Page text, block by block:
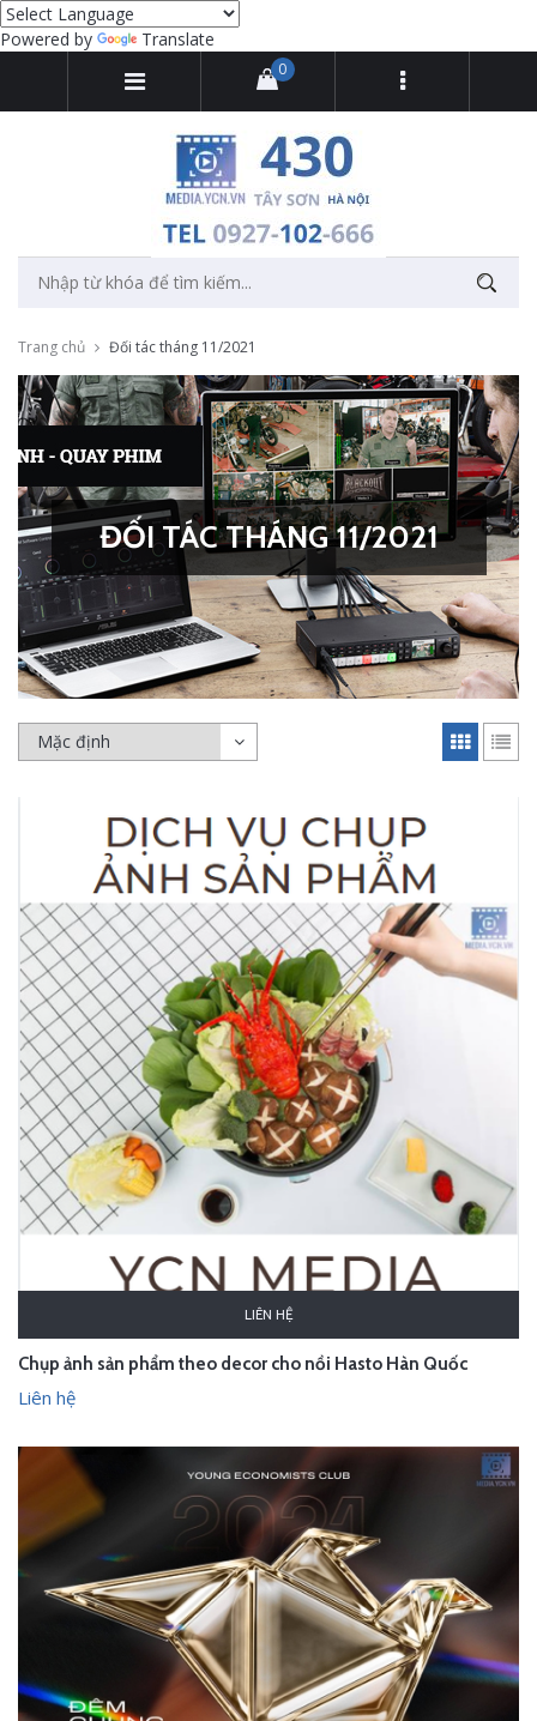
Powered by Translate
0
Trang chủ Đối tác tháng 11/2021
ĐỐI TÁC THÁNG 11/2021
LIÊN HỆ
Chụp ảnh sản phẩm theo decor cho nồi Hasto Hàn Quốc
Liên hệ